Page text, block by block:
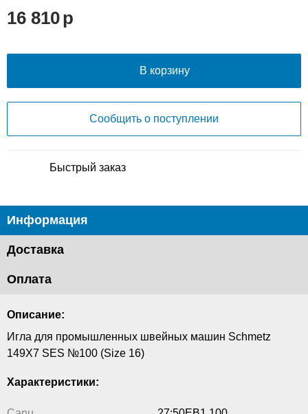
16 810
В корзину
Сообщить о поступлении
Быстрый заказ
Информация
Доставка
Оплата
Описание:
Игла для промышленных швейных машин Schmetz
149X7 SES №100 (Size 16)
Характеристики: